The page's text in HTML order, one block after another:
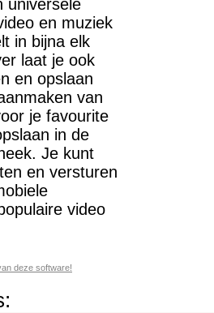
universele
en muziek
in bijna elk
laat je ook
en opslaan
van
je favourite
in de
Je kunt
en versturen
video
deze software!